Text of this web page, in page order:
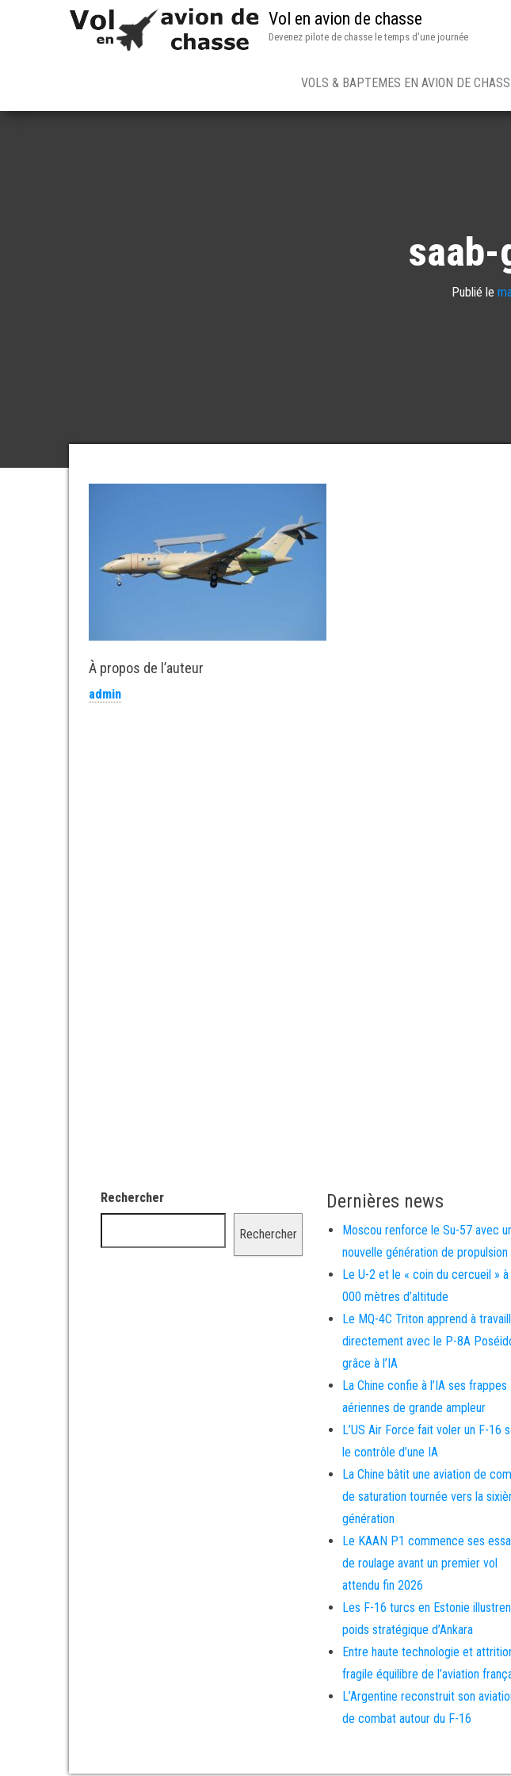
Vol en avion de chasse
Devenez pilote de chasse le temps d'une journée
VOLS & BAPTEMES EN AVION DE
saab-
Publié le
À propos de l’auteur
admin
Rechercher
Rechercher
Dernières news
Moscou renforce le Su-57 avec
nouvelle génération de propulsion
Le U-2 et le « coin du cercueil » à
000 mètres d’altitude
Le MQ-4C Triton apprend à
directement avec le P-8A
grâce à l’IA
La Chine confie à l’IA ses frappes
aériennes de grande ampleur
L’US Air Force fait voler un F-16
le contrôle d’une IA
La Chine bâtit une aviation de
de saturation tournée vers la
génération
Le KAAN P1 commence ses
de roulage avant un premier vol
attendu fin 2026
Les F-16 turcs en Estonie
poids stratégique d’Ankara
Entre haute technologie et
fragile équilibre de l’aviation
L’Argentine reconstruit son
de combat autour du F-16